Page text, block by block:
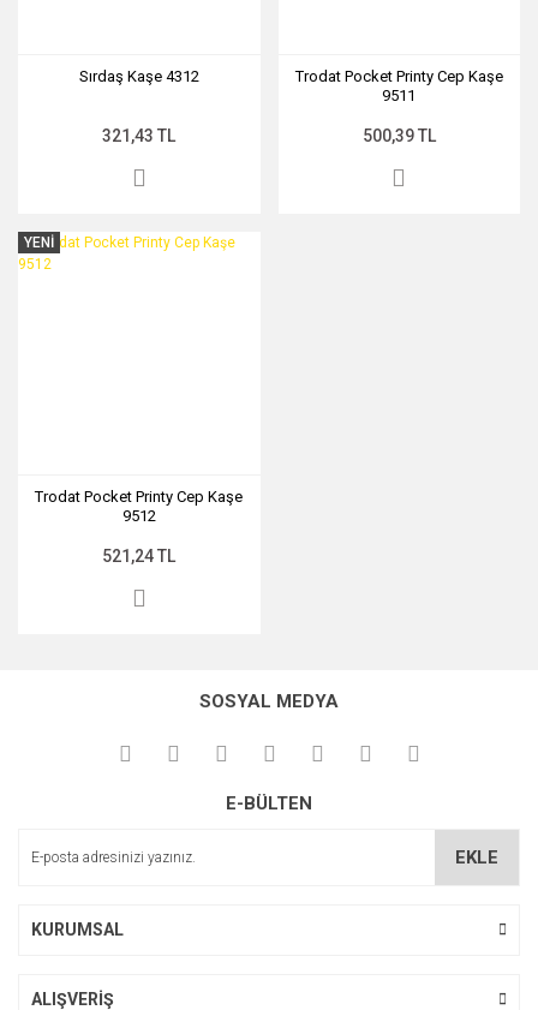
Sırdaş Kaşe 4312
321,43 TL
Trodat Pocket Printy Cep Kaşe
9511
500,39 TL
YENİ
Trodat Pocket Printy Cep Kaşe
9512
521,24 TL
SOSYAL MEDYA
E-BÜLTEN
EKLE
KURUMSAL
ALIŞVERİŞ